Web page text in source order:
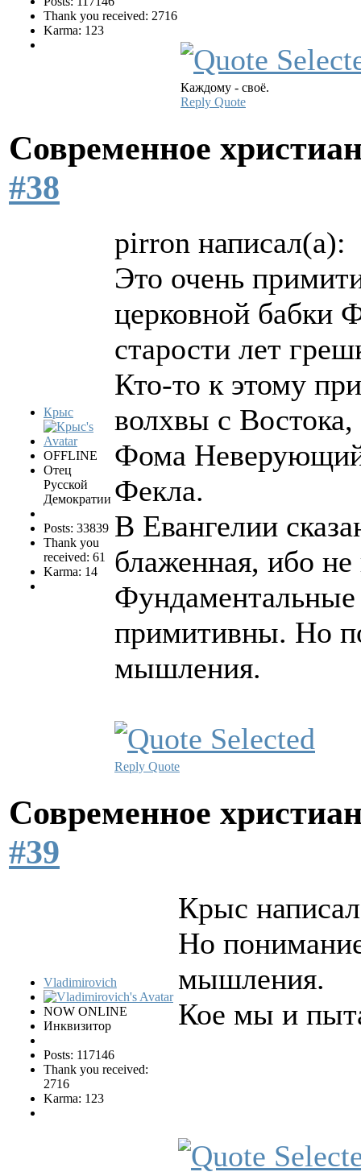
Thank you received: 2716
Karma: 123
Каждому - своё.
Reply Quote
Современное
#38
Крыс
OFFLINE
Отец
Русской
Демократии
Posts: 33839
Thank you
received: 61
Karma: 14
pirron написал(а):
Это очень
церковной бабки
старости лет
Кто-то к этому
волхвы с Востока,
Фома
Фекла.
В Евангелии
блаженная, ибо не
примитивны. Но
мышления.
Reply Quote
Современное
#39
Vladimirovich
NOW ONLINE
Инквизитор
Posts: 117146
Thank you received:
2716
Karma: 123
Крыс
Но
мышления.
Кое мы и